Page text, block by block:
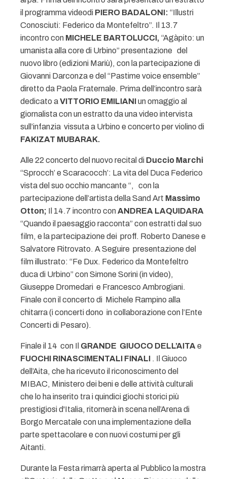
il programma videodi PIERO BADALONI: “Illustri
Conosciuti: Federico da Montefeltro”. Il 13.7
incontro con MICHELE BARTOLUCCI, “Agàpito: un
umanista alla core di Urbino” presentazione del
nuovo libro (edizioni Mariù), con la partecipazione di
Giovanni Darconza e del “Pastime voice ensemble”
diretto da Paola Fraternale. Prima dell’incontro sarà
dedicato aVITTORIO EMILIANIun omaggio al
giornalista con un estratto da una video intervista
sull’infanzia vissuta a Urbino e concerto per violino di
FAKIZAT MUBARAK.
Alle 22 concerto del nuovo recital di Duccio Marchi
“Sprocch’ e Scaracocch’: La vita del Duca Federico
vista del suo occhio mancante “, con la
partecipazione dell’artista della Sand Art Massimo
Otton; Il 14.7 incontro conANDREA LAQUIDARA
“Quando il paesaggio racconta” con estratti dal suo
film, e la partecipazione dei proff. Roberto Danese e
Salvatore Ritrovato. A Seguire presentazione del
film illustrato: “Fe Dux. Federico da Montefeltro
duca di Urbino” con Simone Sorini (in video),
Giuseppe Dromedari e Francesco Ambrogiani.
Finale con il concerto di Michele Rampino alla
chitarra (i concerti dono in collaborazione con l’Ente
Concerti di Pesaro).
Finale il 14 con Il GRANDE GIUOCO DELL’AITA e
FUOCHI RINASCIMENTALI FINALI . Il Giuoco
dell’Aita, che ha ricevuto il riconoscimento del
MIBAC, Ministero dei beni e delle attività culturali
che lo ha inserito tra i quindici giochi storici più
prestigiosi d'Italia, ritornerà in scena nell’Arena di
Borgo Mercatale con una implementazione della
parte spettacolare e con nuovi costumi per gli
Aitanti.
Durante la Festa rimarrà aperta al Pubblico la mostra